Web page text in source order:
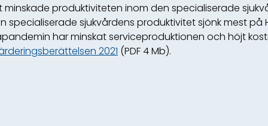
minskade produktiviteten inom den specialiserade
specialiserade sjukvårdens produktivitet sjönk mest på
har minskat serviceproduktionen och höjt
2021 (PDF 4 Mb).